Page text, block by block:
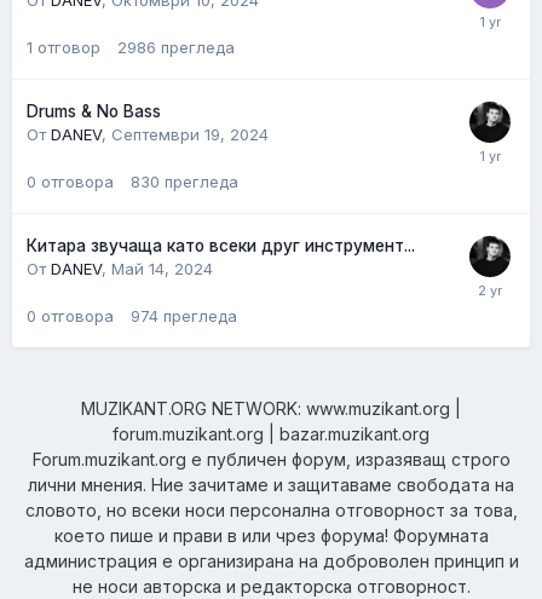
1 отговор 2986 прегледа
Drums & No Bass
ОтDANEV, Септември 19, 2024
0 отговора 830 прегледа
Китара звучаща като всеки друг инструмент...
ОтDANEV, Май 14, 2024
0 отговора 974 прегледа
MUZIKANT.ORG NETWORK: www.muzikant.org |
forum.muzikant.org | bazar.muzikant.org
Forum.muzikant.org е публичен форум, изразяващ строго
лични мнения. Ние зачитаме и защитаваме свободата на
словото, но всеки носи персонална отговорност за това,
което пише и прави в или чрез форума! Форумната
администрация е организирана на доброволен принцип и
не носи авторска и редакторска отговорност.